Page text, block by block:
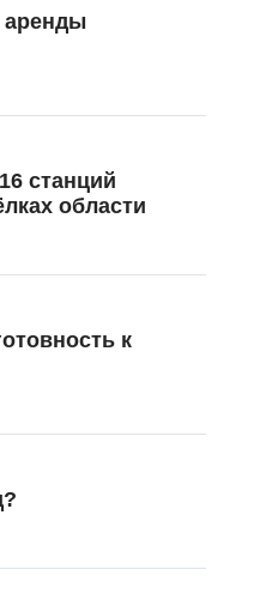
аренды
станций
области
к